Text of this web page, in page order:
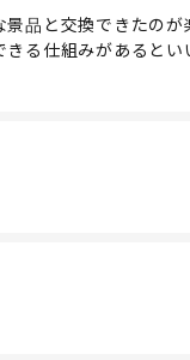
品と交換できたのが
る仕組みがあるとい